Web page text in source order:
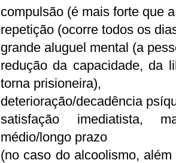
compulsão (é mais forte que
repetição (ocorre todos os
grande aluguel mental (a
redução da capacidade, da
torna prisioneira),
deterioração/decadência
satisfação imediatista,
médio/longo prazo
(no caso do alcoolismo,